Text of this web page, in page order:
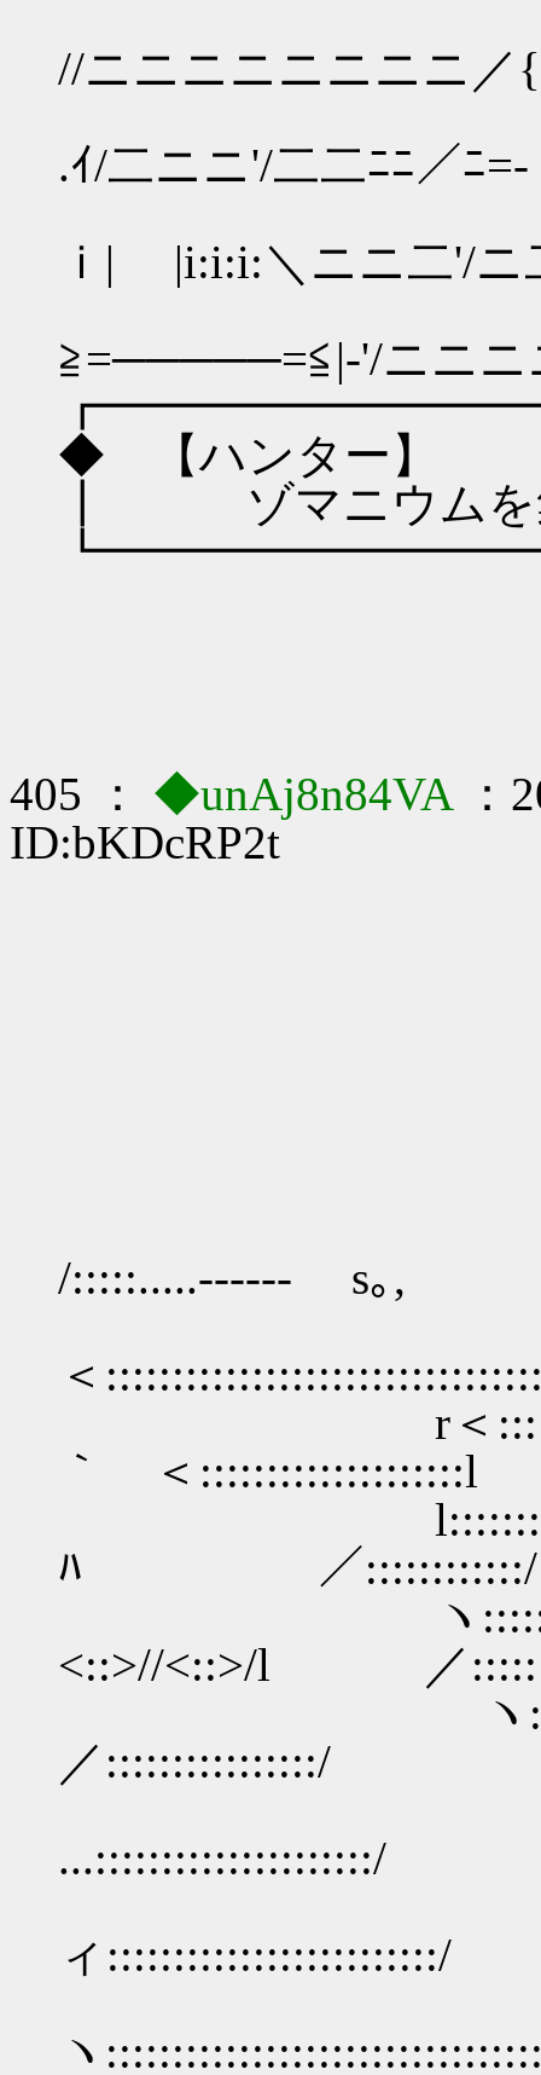
//ニニニニニ
.ｲ/二ニニ'/二
ｉ| |i:i:i:＼ニ
≧=─────=≦|-'/ニニ
◆ 【ハンター】
┃ ゾマニウムを
405 ： ◆unAj8n84VA
：
ID:bKDcRP2t
/:::::.....------ s｡,
＜
r＜
｀ ＜::::::::::::::::::::l
l::::::::::::::
ﾊ ／::::::::::::/
ヽ
<::>//<::>/l ／
ヽ
／::::::::::::::::/
...:::::::::::::::::::::/
ィ:::::::::::::::::::::::::/
ヽ